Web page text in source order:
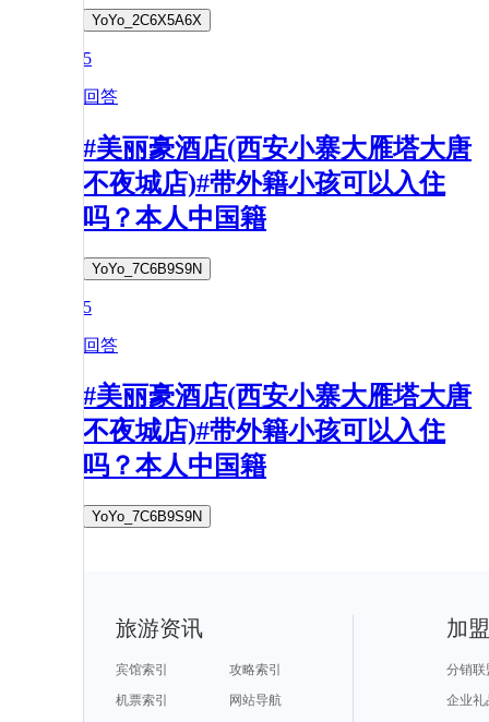
YoYo_2C6X5A6X
5
回答
#美丽豪酒店(西安小寨大雁塔大唐
不夜城店)#带外籍小孩可以入住
吗？本人中国籍
YoYo_7C6B9S9N
5
回答
#美丽豪酒店(西安小寨大雁塔大唐
不夜城店)#带外籍小孩可以入住
吗？本人中国籍
YoYo_7C6B9S9N
旅游资讯
宾馆索引
攻略索引
机票索引
网站导航
加
分销联
企业礼